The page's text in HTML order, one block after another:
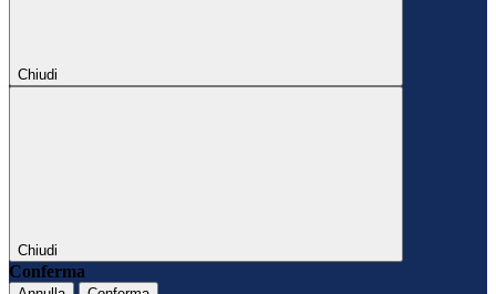
Chiudi
Chiudi
Conferma